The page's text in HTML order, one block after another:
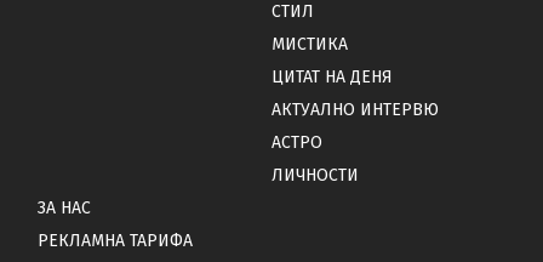
СТИЛ
МИСТИКА
ЦИТАТ НА ДЕНЯ
АКТУАЛНО ИНТЕРВЮ
АСТРО
ЛИЧНОСТИ
ЗА НАС
РЕКЛАМНА ТАРИФА